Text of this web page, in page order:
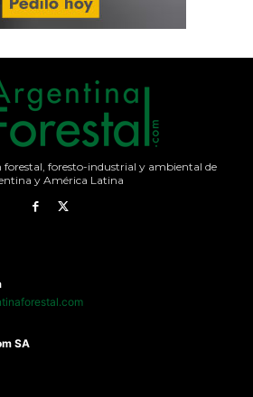
forestal, foresto-industrial y ambiental de
y América Latina
SA